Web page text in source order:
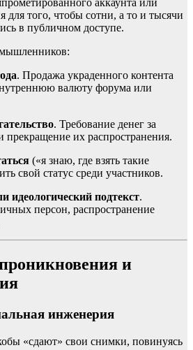
аккаунта или
для того, чтобы сотни, а то и тысячи
в публичном доступе.
. Продажа украденного контента
валюту форума или
. Требование денег за
прекращение их распространения.
(«я знаю, где взять такие
свой статус среди участников.
идеологический подтекст.
персон, распространение
и
инженерия
«сдают» свои снимки, повинуясь